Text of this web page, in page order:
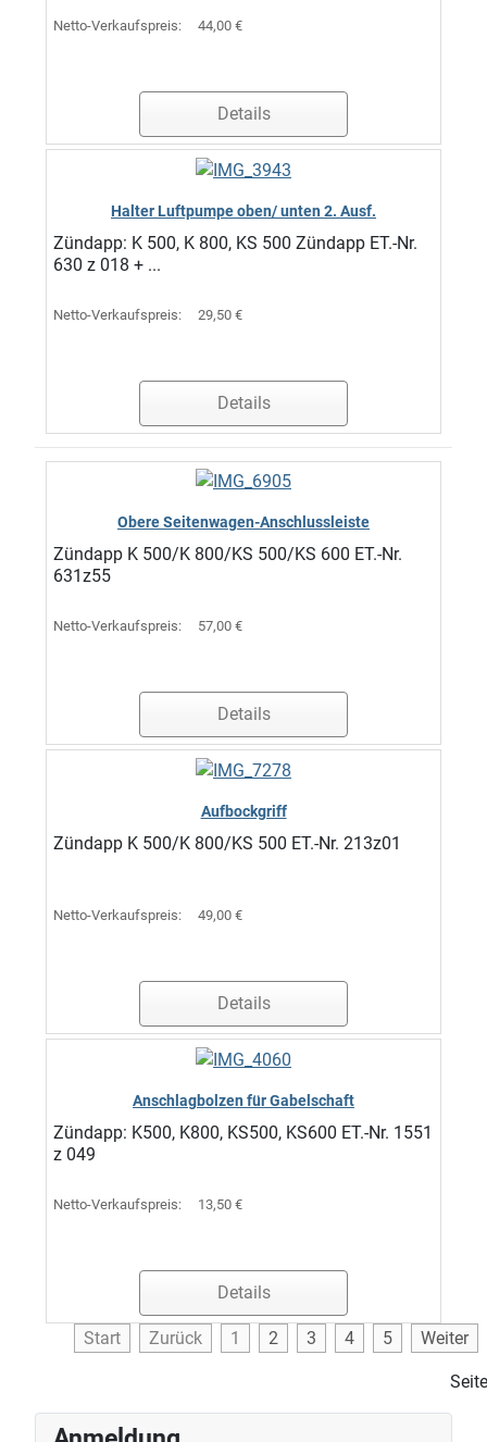
Netto-Verkaufspreis: 44,00 €
Details
Halter Luftpumpe oben/ unten 2. Ausf.
Zündapp: K 500, K 800, KS 500 Zündapp ET.-Nr.
630 z 018 + ...
Netto-Verkaufspreis: 29,50 €
Details
Obere Seitenwagen-Anschlussleiste
Zündapp K 500/K 800/KS 500/KS 600 ET.-Nr.
631z55
Netto-Verkaufspreis: 57,00 €
Details
Aufbockgriff
Zündapp K 500/K 800/KS 500 ET.-Nr. 213z01
Netto-Verkaufspreis: 49,00 €
Details
Anschlagbolzen für Gabelschaft
Zündapp: K500, K800, KS500, KS600 ET.-Nr. 1551
z 049
Netto-Verkaufspreis: 13,50 €
Details
Start Zurück 1 2 3 4 5 Weiter